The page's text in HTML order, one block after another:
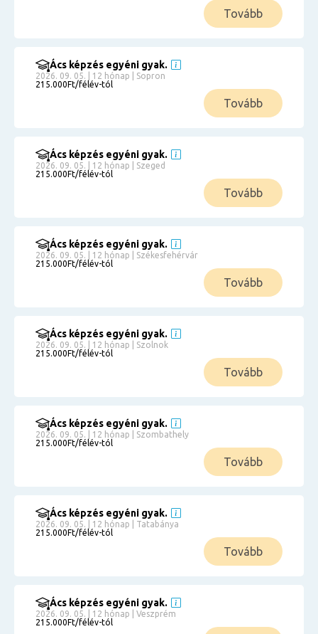
Tovább
Ács képzés egyéni gyak.
2026. 09. 05. | 12 hónap | Sopron
215.000Ft/félév-tól
Tovább
Ács képzés egyéni gyak.
2026. 09. 05. | 12 hónap | Szeged
215.000Ft/félév-tól
Tovább
Ács képzés egyéni gyak.
2026. 09. 05. | 12 hónap | Székesfehérvár
215.000Ft/félév-tól
Tovább
Ács képzés egyéni gyak.
2026. 09. 05. | 12 hónap | Szolnok
215.000Ft/félév-tól
Tovább
Ács képzés egyéni gyak.
2026. 09. 05. | 12 hónap | Szombathely
215.000Ft/félév-tól
Tovább
Ács képzés egyéni gyak.
2026. 09. 05. | 12 hónap | Tatabánya
215.000Ft/félév-tól
Tovább
Ács képzés egyéni gyak.
2026. 09. 05. | 12 hónap | Veszprém
215.000Ft/félév-tól